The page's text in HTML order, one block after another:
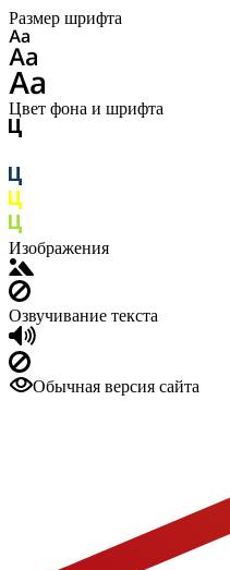
Размер шрифта
Цвет фона и шрифта
Изображения
Озвучивание текста
Обычная версия сайта